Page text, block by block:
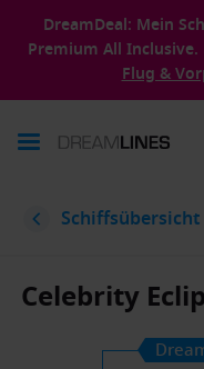
DreamDeal: Mein
Premium All Inclusive.
Flug &
Schiffsübersicht
Celebrity